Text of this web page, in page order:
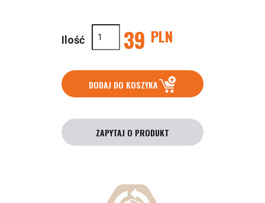
Ilość 39 PLN
DODAJ DO KOSZYKA
ZAPYTAJ O PRODUKT